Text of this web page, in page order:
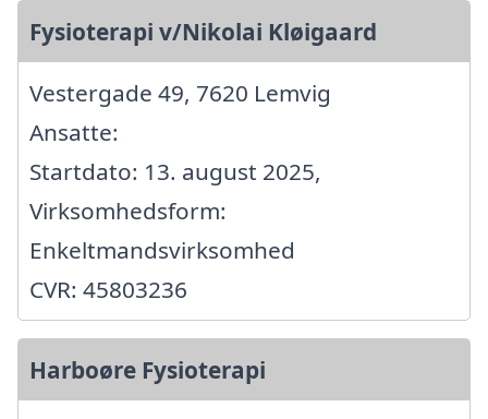
Fysioterapi v/Nikolai Kløigaard
Vestergade 49, 7620 Lemvig
Ansatte:
Startdato: 13. august 2025,
Virksomhedsform:
Enkeltmandsvirksomhed
CVR: 45803236
Harboøre Fysioterapi